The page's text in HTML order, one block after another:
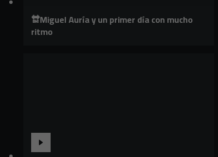
🔛Miguel Auría y un primer día con mucho
ritmo